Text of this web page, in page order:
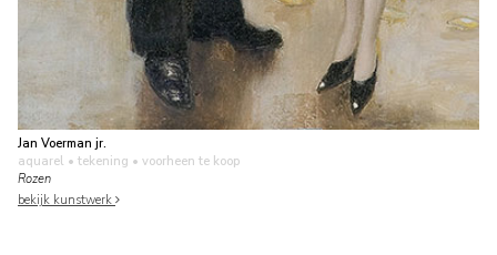
Jan Voerman jr.
aquarel • tekening • voorheen te koop
Rozen
bekijk kunstwerk